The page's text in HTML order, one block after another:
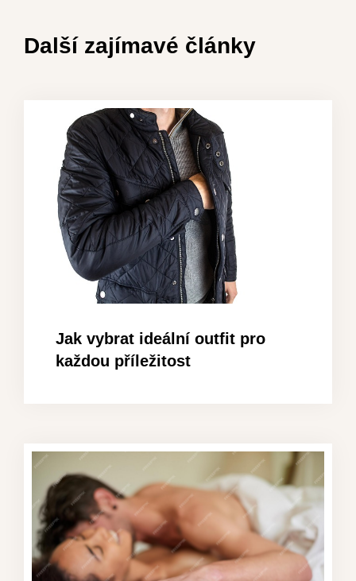
Další zajímavé články
Jak vybrat ideální outfit pro
každou příležitost